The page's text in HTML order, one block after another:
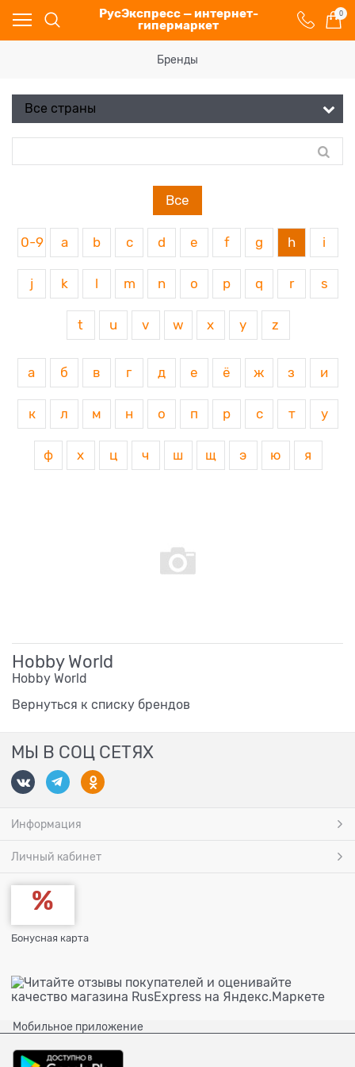
РусЭкспресс — интернет-
гипермаркет
0
Бренды
Все
0-9 a b c d e f g h i
j k m n o p q r s
t u v w x y z
а б в г д е ё ж з и
к л м н о п р с т у
ф х ц ч ш щ э ю я
Hobby World
Hobby World
Вернуться к списку брендов
МЫ В СОЦ СЕТЯХ
Информация
Личный кабинет
Бонусная карта
Мобильное приложение